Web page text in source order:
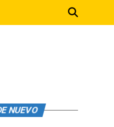
NUEVO